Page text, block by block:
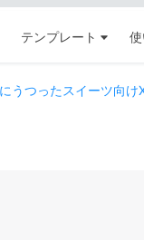
テンプレート
うつったスイーツ向け